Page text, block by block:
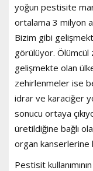
yoğun pestisite
ortalama 3 milyon
Bizim gibi
görülüyor. Ölümcül
gelişmekte olan
zehirlenmeler ise
idrar ve karaciğer
sonucu ortaya
üretildiğine bağlı
organ kanserlerine
Pestisit